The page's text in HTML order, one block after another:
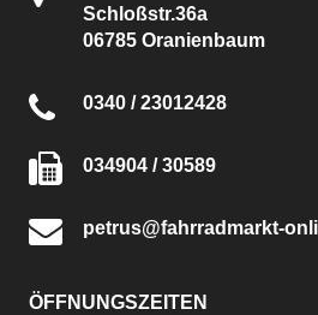
Schloßstr.36a
06785 Oranienbaum
0340 / 23012428
034904 / 30589
petrus@fahrradmarkt-
ÖFFNUNGSZEITEN